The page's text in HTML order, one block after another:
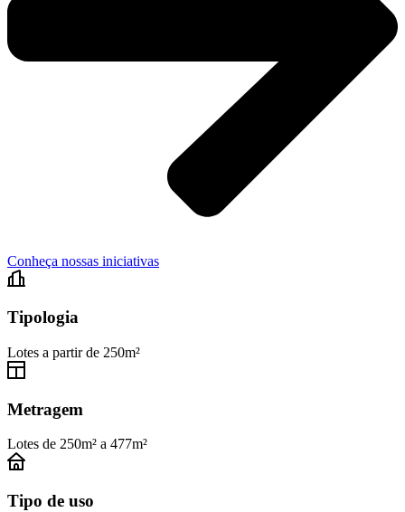
Conheça nossas iniciativas
Tipologia
Lotes a partir de 250m²
Metragem
Lotes de 250m² a 477m²
Tipo de uso